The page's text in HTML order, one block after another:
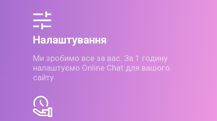
Налаштування
Ми зробимо все за вас. За 1 годину
налаштуємо Online Chat для вашого
сайту